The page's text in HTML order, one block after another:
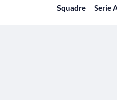
Squadre Serie